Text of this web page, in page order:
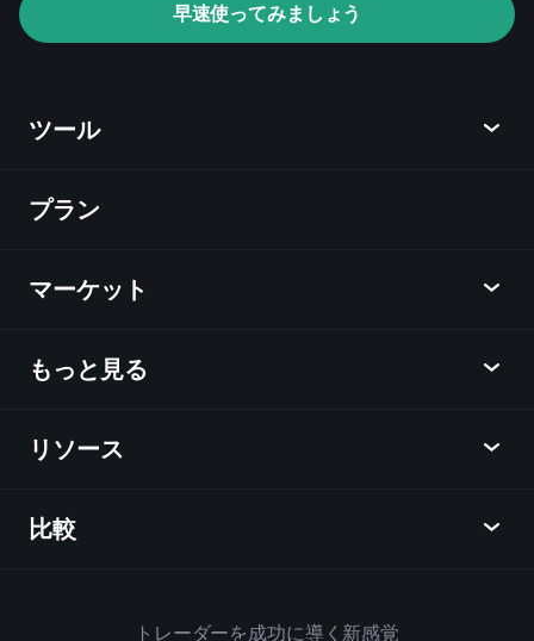
早速使ってみましょう
ツール
ディスカバー
チャート
ニュース
ラーニングハブ
メッセンジャー
プラン
マーケット
概要
外国為替
指数
もっと見る
アフィリエイトプログラム
企業情報
リソース
ヘルプセンター
ハウスルール
比較
トレーダーを成功に導く新感覚